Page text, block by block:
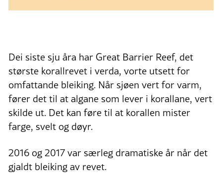
Dei siste sju åra har Great Barrier Reef, det
største korallrevet i verda, vorte utsett for
omfattande bleiking. Når sjøen vert for varm,
fører det til at algane som lever i korallane, vert
skilde ut. Det kan føre til at korallen mister
farge, svelt og døyr.
2016 og 2017 var særleg dramatiske år når det
gjaldt bleiking av revet.